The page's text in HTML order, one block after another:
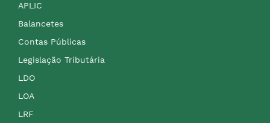
APLIC
Balancetes
Contas Públicas
Legislação Tributária
LDO
LOA
LRF